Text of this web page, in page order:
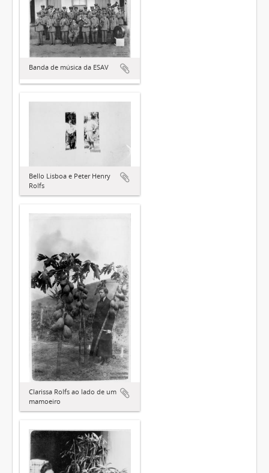
Banda de música da ESAV
Bello Lisboa e Peter Henry
Rolfs
Clarissa Rolfs ao lado de um
mamoeiro